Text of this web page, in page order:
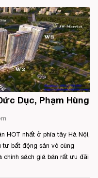
Dục, Phạm Hùng
HOT nhất ở phía tây Hà Nội,
bất động sản vô cùng
sách giá bán rất ưu đãi